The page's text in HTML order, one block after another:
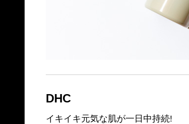
DHC
イキイキ元気な肌が一日中持続!